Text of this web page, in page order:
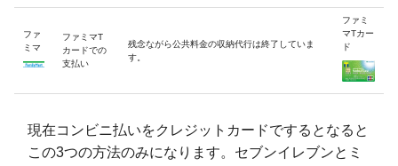
ファ
ミマ
ファミマT
カードでの
支払い
残念ながら公共料金の収納代行は終了していま
す。
ファミ
マTカー
ド
現在コンビニ払いをクレジットカードでするとなると
この3つの方法のみになります。セブンイレブンとミ